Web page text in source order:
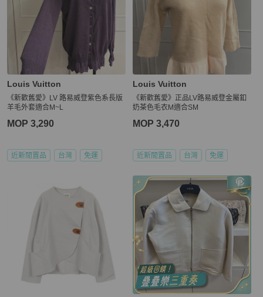
Louis Vuitton
《新歡舊愛》LV 路易威登紫色系長版
羊毛外套適合M~L
MOP 3,290
近新閒置品 台灣 免運
Louis Vuitton
《新歡舊愛》正品LV路易威登金屬釦
奶茶色毛衣M適合SM
MOP 3,470
近新閒置品 台灣 免運